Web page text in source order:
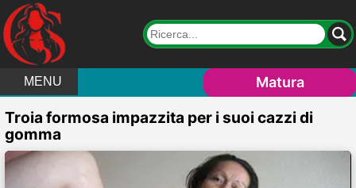
MENU Matura
Troia formosa impazzita per i suoi cazzi di
gomma